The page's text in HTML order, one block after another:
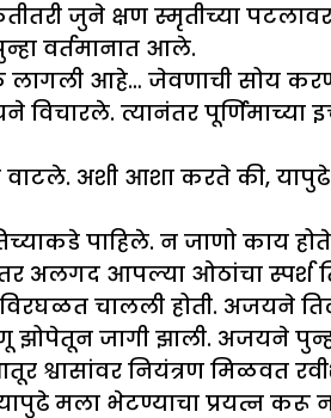
जुने क्षण स्मृतीच्या
वर्तमानात आले.
लागली आहे… जेवणाची सोय
विचारले. त्यानंतर
अशी आशा करते की, यापुढे
पाहिले. न जाणो काय
अलगद आपल्या ओठांचा
विरघळत चालली होती. अजयने
झोपेतून जागी झाली. अजयने
श्वासांवर नियंत्रण मिळवत
मला भेटण्याचा प्रयत्न करू